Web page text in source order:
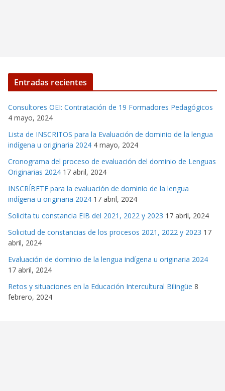
Entradas recientes
Consultores OEI: Contratación de 19 Formadores Pedagógicos
4 mayo, 2024
Lista de INSCRITOS para la Evaluación de dominio de la lengua
indígena u originaria 2024 4 mayo, 2024
Cronograma del proceso de evaluación del dominio de Lenguas
Originarias 2024 17 abril, 2024
INSCRÍBETE para la evaluación de dominio de la lengua
indígena u originaria 2024 17 abril, 2024
Solicita tu constancia EIB del 2021, 2022 y 2023 17 abril, 2024
Solicitud de constancias de los procesos 2021, 2022 y 2023 17
abril, 2024
Evaluación de dominio de la lengua indígena u originaria 2024
17 abril, 2024
Retos y situaciones en la Educación Intercultural Bilingüe 8
febrero, 2024